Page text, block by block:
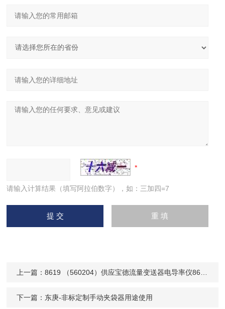
请输入计算结果（填写阿拉伯数字），如：三加四=7
上一篇：8619 （560204）供应宝德流量变送器电导率仪8619宝帝burkert组合配套使用现货
下一篇： 东庚-非标定制手动夹袋器用途使用